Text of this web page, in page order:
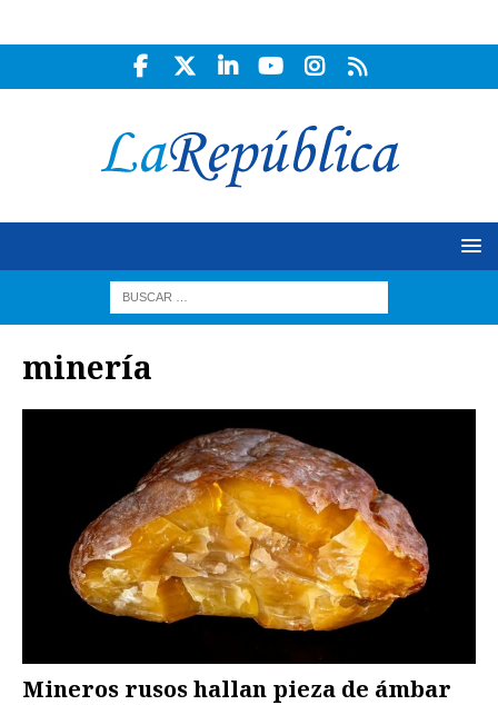
minería
Mineros rusos hallan pieza de ámbar